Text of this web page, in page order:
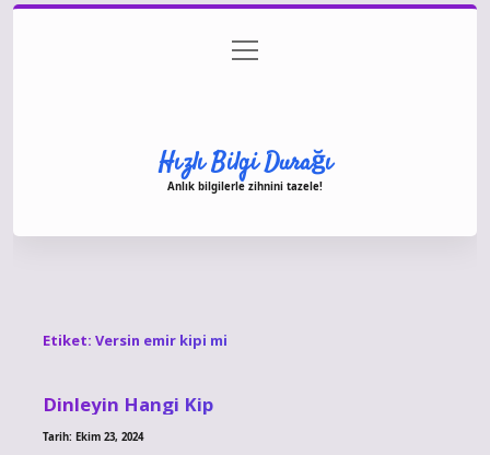
Gizlilik Politikası
menüyü
aç
Hızlı Bilgi Durağı
Anlık bilgilerle zihnini tazele!
Etiket: Versin emir kipi mi
Dinleyin Hangi Kip
Tarih: Ekim 23, 2024